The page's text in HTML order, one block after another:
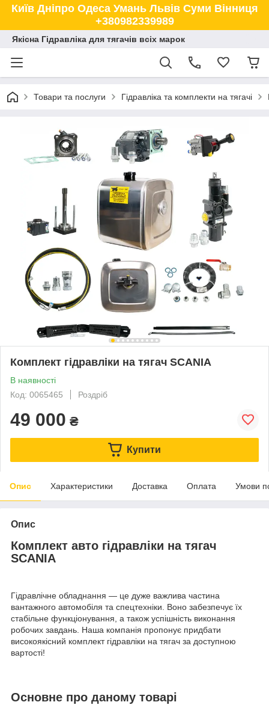
Київ Дніпро Одеса Умань Львів Суми Вінниця
+380982339989
Якісна Гідравліка для тягачів всіх марок
Товари та послуги Гідравліка та комплекти на тягачі
Комплект гідравліки на тягач SCANIA
В наявності
Код: 0065465
Роздріб
49 000 ₴
Купити
Опис Характеристики Доставка Оплата Умови
Опис
Комплект авто гідравліки на тягач
SCANIA
Гідравлічне обладнання — це дуже важлива частина
вантажного автомобіля та спецтехніки. Воно забезпечує їх
стабільне функціонування, а також успішність виконання
робочих завдань. Наша компанія пропонує придбати
високоякісний комплект гідравліки на тягач за доступною
вартості!
Основне про даному товарі